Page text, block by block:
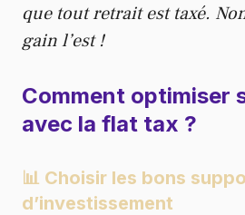
que tout retrait est taxé.
gain l’est !
Comment optimiser
avec la flat tax ?
📊 Choisir les bons
d’investissement